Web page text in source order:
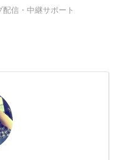
信・中継サポート